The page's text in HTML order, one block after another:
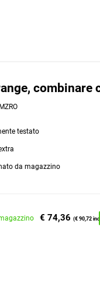
combinare
testato
da magazzino
€ 74,36(€ 90,72 inc)